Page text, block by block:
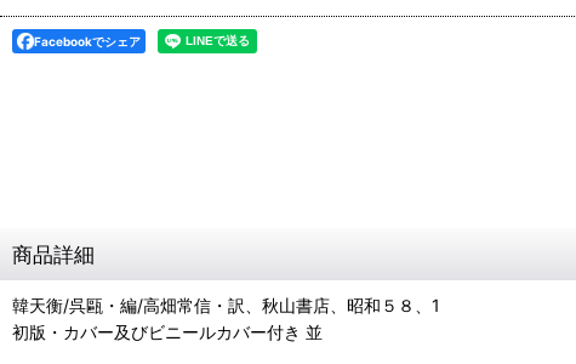
Facebookでシェア
商品詳細
韓天衡/呉甌・編/高畑常信・訳、秋山書店、昭和５８、1
初版・カバー及びビニールカバー付き 並